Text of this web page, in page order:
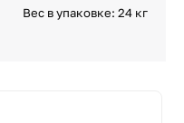
Вес в упаковке: 24 кг